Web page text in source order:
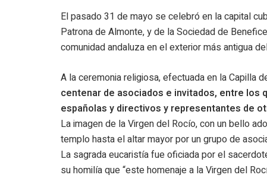
El pasado 31 de mayo se celebró en la capital
Patrona de Almonte, y de la Sociedad de
comunidad andaluza en el exterior más antigua
A la ceremonia religiosa, efectuada en la Capilla
centenar de asociados e invitados, entre los
españolas y directivos y representantes de
La imagen de la Virgen del Rocío, con un bello
templo hasta el altar mayor por un grupo de
La sagrada eucaristía fue oficiada por el
su homilía que “este homenaje a la Virgen del